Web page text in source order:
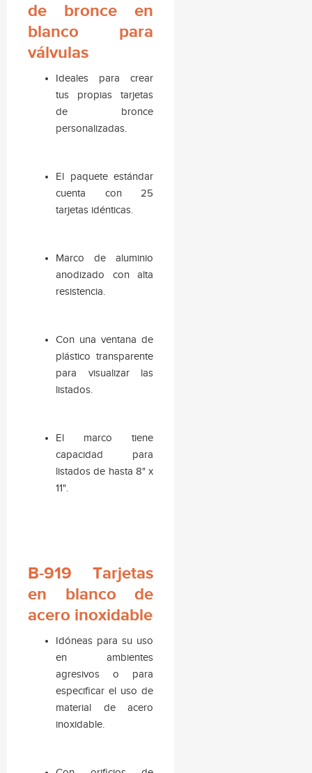
de bronce en
blanco para
válvulas
Ideales para crear
tus propias tarjetas
de bronce
personalizadas.
El paquete estándar
cuenta con 25
tarjetas idénticas.
Marco de aluminio
anodizado con alta
resistencia.
Con una ventana de
plástico transparente
para visualizar las
listados.
El marco tiene
capacidad para
listados de hasta 8" x
11".
B-919 Tarjetas
en blanco de
acero inoxidable
Idóneas para su uso
en ambientes
agresivos o para
especificar el uso de
material de acero
inoxidable.